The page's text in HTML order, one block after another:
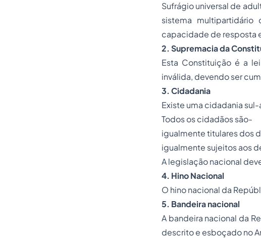
Sufrágio universal de
sistema multipartidário
capacidade de resposta
2. Supremacia da
Esta Constituição é a
inválida, devendo ser
3. Cidadania
Existe uma cidadania
Todos os cidadãos são-
igualmente titulares dos
igualmente sujeitos aos
A legislação nacional
4. Hino Nacional
O hino nacional da
5. Bandeira nacional
A bandeira nacional da
descrito e esboçado no